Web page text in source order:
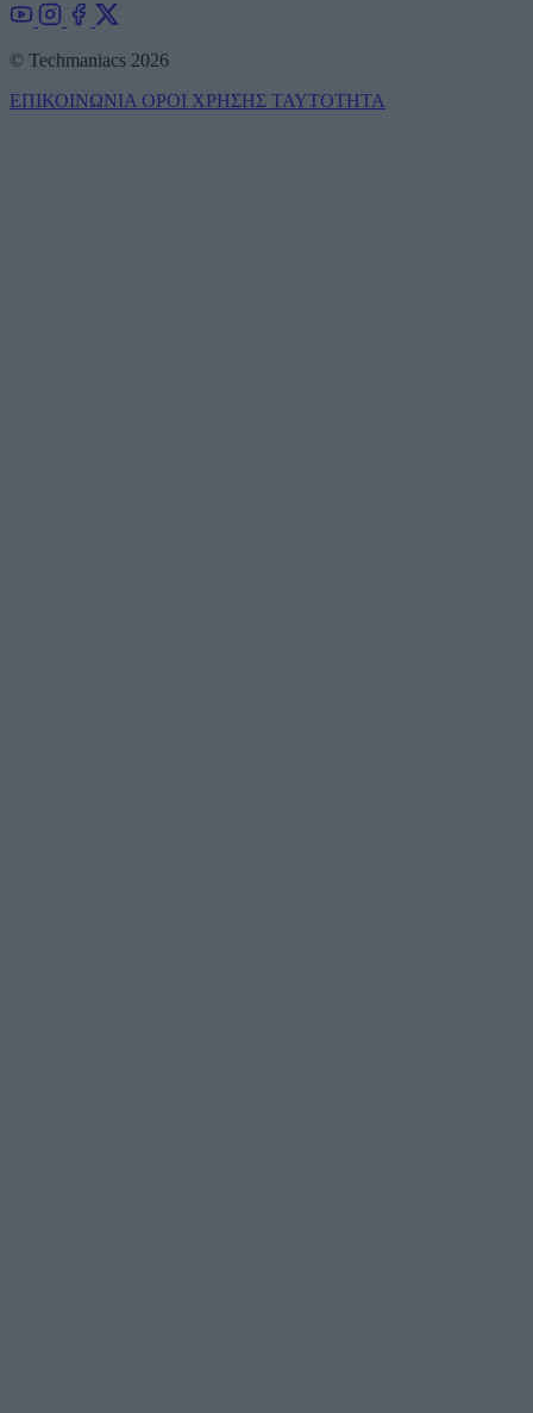
© Techmaniacs 2026
ΕΠΙΚΟΙΝΩΝΙΑ ΟΡΟΙ ΧΡΗΣΗΣ ΤΑΥΤΟΤΗΤΑ